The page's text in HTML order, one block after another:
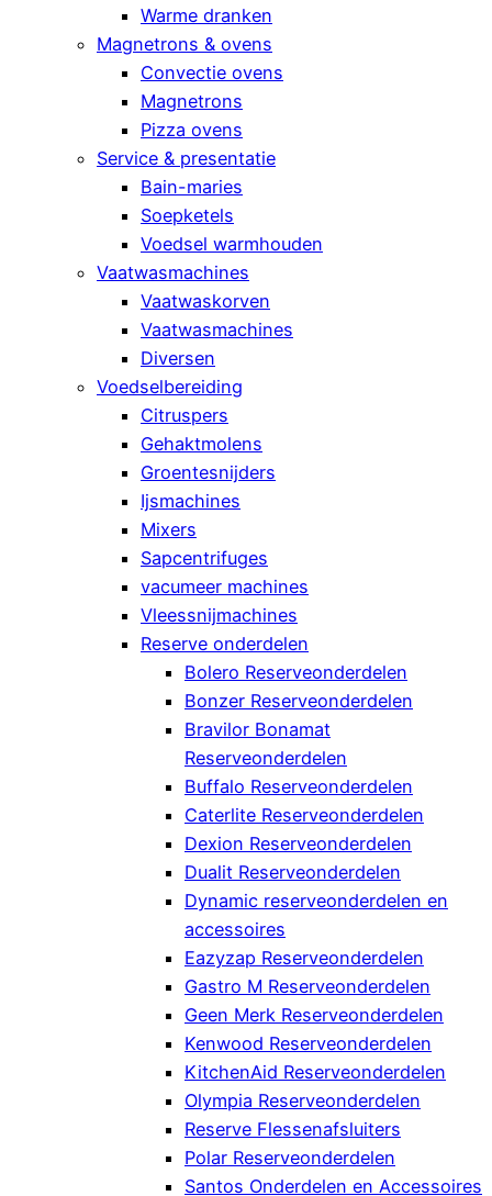
Warme dranken
Magnetrons & ovens
Convectie ovens
Magnetrons
Pizza ovens
Service & presentatie
Bain-maries
Soepketels
Voedsel warmhouden
Vaatwasmachines
Vaatwaskorven
Vaatwasmachines
Diversen
Voedselbereiding
Citruspers
Gehaktmolens
Groentesnijders
Ijsmachines
Mixers
Sapcentrifuges
vacumeer machines
Vleessnijmachines
Reserve onderdelen
Bolero Reserveonderdelen
Bonzer Reserveonderdelen
Bravilor Bonamat
Reserveonderdelen
Buffalo Reserveonderdelen
Caterlite Reserveonderdelen
Dexion Reserveonderdelen
Dualit Reserveonderdelen
Dynamic reserveonderdelen en
accessoires
Eazyzap Reserveonderdelen
Gastro M Reserveonderdelen
Geen Merk Reserveonderdelen
Kenwood Reserveonderdelen
KitchenAid Reserveonderdelen
Olympia Reserveonderdelen
Reserve Flessenafsluiters
Polar Reserveonderdelen
Santos Onderdelen en Accessoires